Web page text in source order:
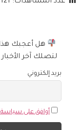
عدد المشاهدات: 121
هل أعجبك هذا
لتصلك آخر
بريد إلكتروني
أوافق على